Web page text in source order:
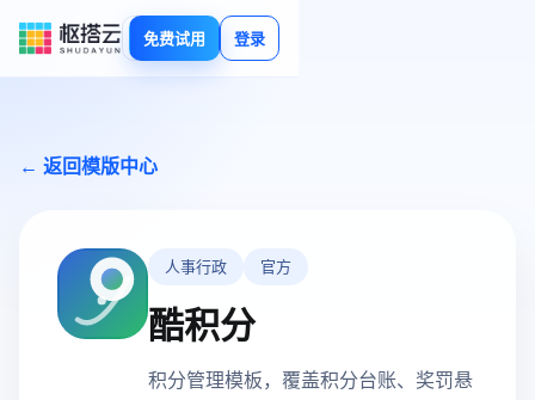
免费试用 登录
← 返回模版中心
人事行政 官方
酷积分
积分管理模板，覆盖积分台账、奖罚悬